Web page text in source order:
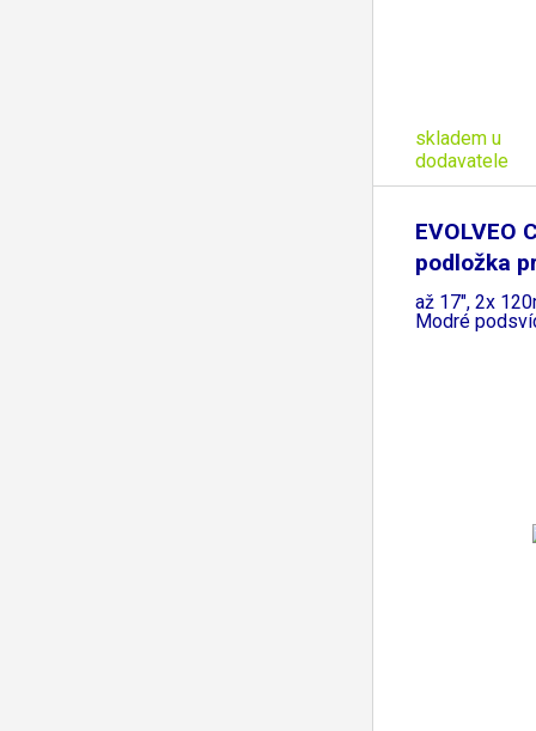
skladem u
dodavatele
EVOLVEO
podložka
až 17", 2x
Modré